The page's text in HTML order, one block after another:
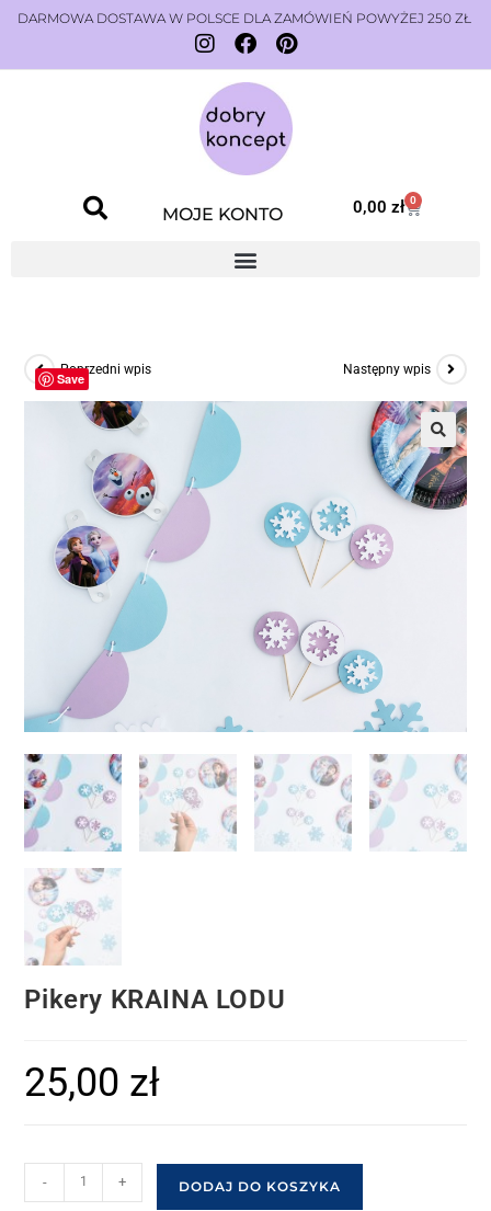
DARMOWA DOSTAWA W POLSCE DLA ZAMÓWIEŃ POWYŻEJ 250 ZŁ
MOJE KONTO 0,00zł 0
Poprzedni wpis Następny wpis
Save
Pikery KRAINA LODU
25,00 zł
- + DODAJ DO KOSZYKA